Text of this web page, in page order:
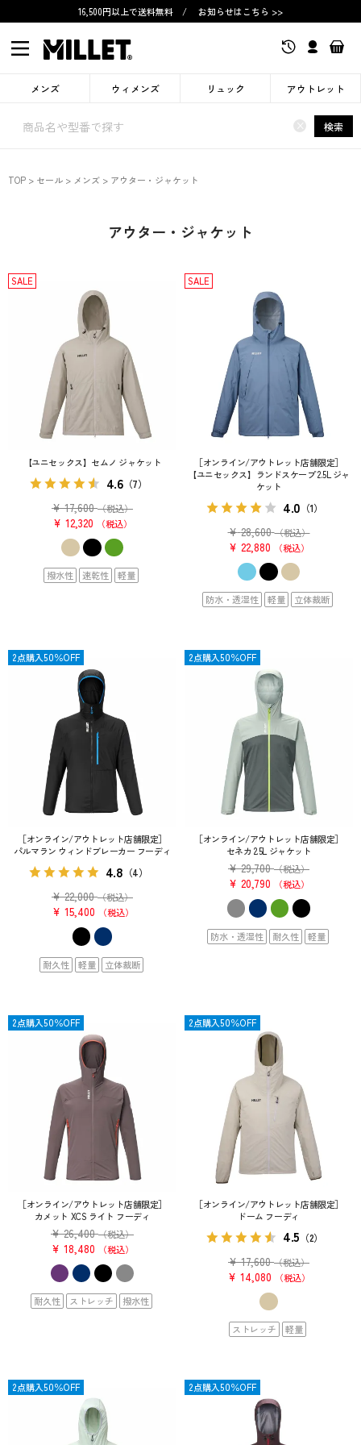
16,500円以上で送料無料 / お知らせはこちら >>
メンズ ウィメンズ リュック アウトレット
× 検索
TOP セール メンズ アウター・ジャケット
アウター・ジャケット
【ユニセックス】セムノ ジャケット
4.6（7）
¥ 17,600 （税込）
¥ 12,320 税込
SALE
撥水性 速乾性 軽量
［オンライン/アウトレット店舗限定］
【ユニセックス】ランドスケープ 2.5L ジャ
ケット
4.0 （1）
¥ 28,600 （税込）
¥ 22,880 税込
SALE
防水・透湿性 軽量 立体裁断
［オンライン/アウトレット店舗限定］
パルマラン ウィンドブレーカー フーディ
4.8 （4）
¥ 22,000 （税込）
¥ 15,400 税込
SALE
耐久性 軽量 立体裁断
2点購入50％OFF
［オンライン/アウトレット店舗限定］
セネカ 2.5L ジャケット
¥ 29,700 （税込）
¥ 20,790 税込
SALE
防水・透湿性 耐久性 軽量
2点購入50％OFF
［オンライン/アウトレット店舗限定］
カメット XCS ライト フーディ
¥ 26,400 （税込）
¥ 18,480 税込
SALE
耐久性 ストレッチ 撥水性
2点購入50％OFF
［オンライン/アウトレット店舗限定］
ドーム フーディ
4.5 （2）
¥ 17,600 （税込）
¥ 14,080 税込
SALE
ストレッチ 軽量
2点購入50％OFF
SALE
2点購入50％OFF SALE
2点購入50％OFF